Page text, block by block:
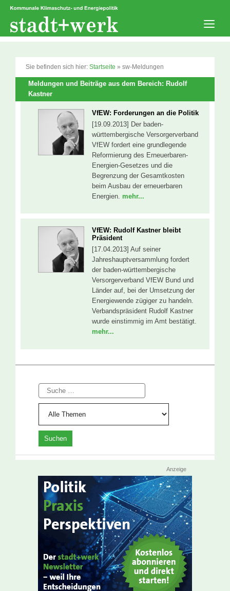
Zum
springen
Sie befinden sich hier: Startseite » sw-Meldungen
Meldungen und Beiträge aus dem Bereich: Rudolf
Kastner
VfEW: Forderungen an die Politik
[19.09.2013] Der baden-
württembergische Versorgerverband
VfEW fordert eine grundlegende
Reformierung des Erneuerbaren-
Energien-Gesetzes und die
Begrenzung der Gesamtkosten
beim Ausbau der erneuerbaren
Energien. mehr...
VfEW: Rudolf Kastner bleibt
Präsident
[17.04.2013] Auf seiner
Jahreshauptversammlung fordert
der baden-württembergische
Versorgerverband VfEW Bund und
Länder auf, bei der Umsetzung der
Energiewende zügiger zu handeln.
Verbandspräsident Rudolf Kastner
wurde einstimmig im Amt bestätigt.
mehr...
Suche
Anzeige